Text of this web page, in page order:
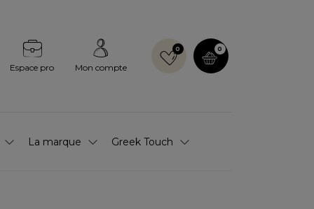
Espace pro Mon compte
0 0
La marque Greek Touch